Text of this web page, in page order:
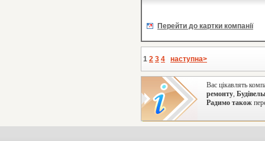
Перейти до картки компанії
1 2 3 4 наступна>
Вас цікавлять
ремонту,
Радимо також